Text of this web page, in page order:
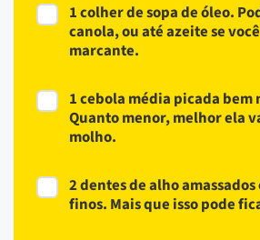
1 colher de sopa de óleo.
canola, ou até azeite se
marcante.
1 cebola média picada
Quanto menor, melhor ela
molho.
2 dentes de alho
finos. Mais que isso pode